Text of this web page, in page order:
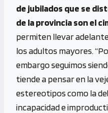
de jubilados que se
de la provincia son el
permiten llevar
los adultos mayores.
embargo seguimos
tiende a pensar en la
estereotipos como la
incapacidad e